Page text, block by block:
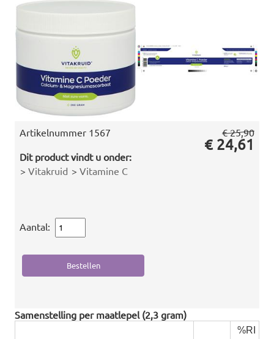
Artikelnummer 1567
Dit product vindt u onder:
> Vitakruid > Vitamine C
€ 25,90
€ 24,61
Aantal:
Samenstelling per maatlepel (2,3 gram)
%RI